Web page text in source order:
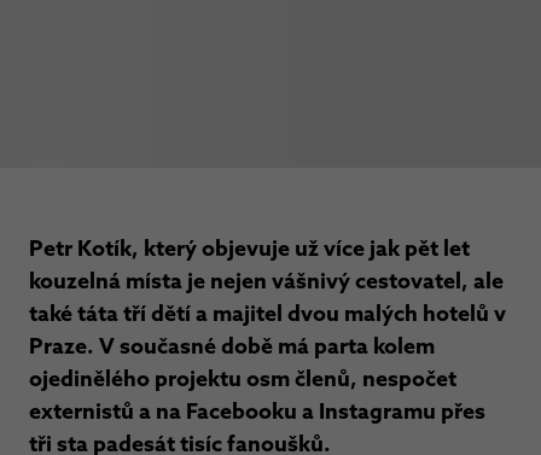
Petr Kotík, který objevuje už více jak pět let
kouzelná místa je nejen vášnivý cestovatel, ale
také táta tří dětí a majitel dvou malých hotelů v
Praze. V současné době má parta kolem
ojedinělého projektu osm členů, nespočet
externistů a na Facebooku a Instagramu přes
tři sta padesát tisíc fanoušků.